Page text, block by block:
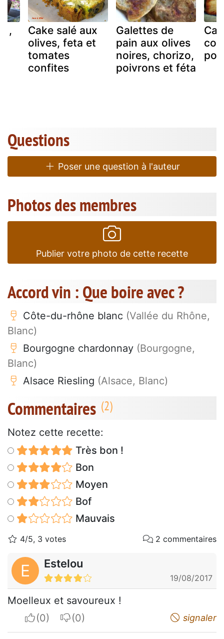
,
Cake salé aux
olives, feta et
tomates
confites
Galettes de
pain aux olives
noires, chorizo,
poivrons et féta
Questions
Poser une question à l'auteur
Photos des membres
Publier votre photo de cette recette
Accord vin : Que boire avec ?
Côte-du-rhône blanc (Vallée du Rhône,
Blanc)
Bourgogne chardonnay (Bourgogne,
Blanc)
Alsace Riesling (Alsace, Blanc)
Commentaires
Notez cette recette:
Très bon !
Bon
Moyen
Bof
Mauvais
4/5, 3 votes 2 commentaires
E Estelou
19/08/2017
Moelleux et savoureux !
I apreciateI do not appreciate signaler